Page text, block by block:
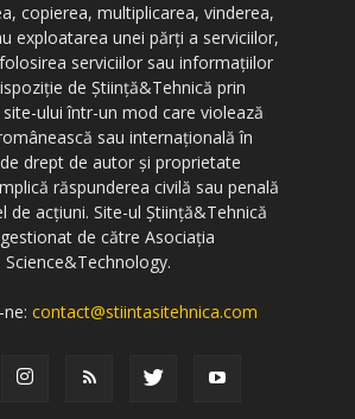
copierea, multiplicarea, vinderea,
exploatarea unei părți a serviciilor,
serviciilor sau informațiilor
de Știință&Tehnică prin
ului într-un mod care violează
sau internațională în
drept de autor și proprietate
răspunderea civilă sau penală
de acțiuni. Site-ul Știință&Tehnică
de către Asociația
Science&Technology.
ne:contact@stiintasitehnica.com